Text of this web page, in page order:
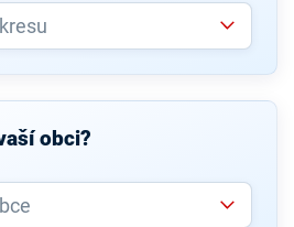
obci?